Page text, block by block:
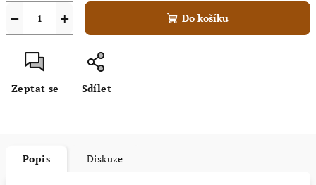
+
− Do košíku
Zeptat se Sdílet
Popis Diskuze